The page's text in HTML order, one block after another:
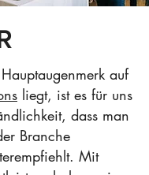
auf
liegt, ist es für uns
dass man
Branche
Mit